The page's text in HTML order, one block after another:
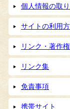
個人情報の取
サイトの利用
リンク・著作権
リンク集
免責事項
携帯サイト